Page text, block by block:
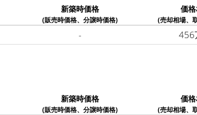
新築時価格
(販売時価格、分譲時価格)
価
(売却相場、
- 456
新築時価格
(販売時価格、分譲時価格)
価
(売却相場、